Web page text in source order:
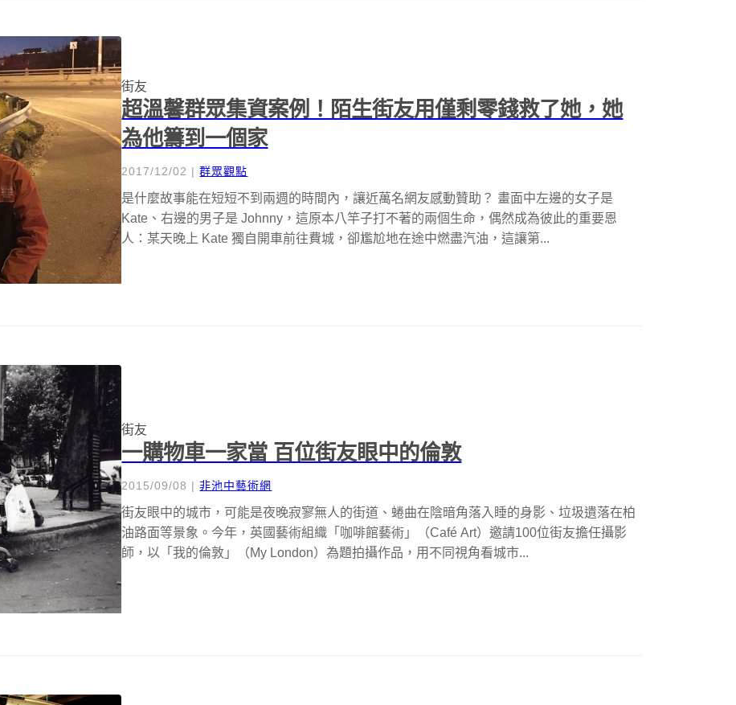
街友
超溫馨群眾集資案例！陌生街友用僅剩零錢救了她，她
為他籌到一個家
2017/12/02 |群眾觀點
是什麼故事能在短短不到兩週的時間內，讓近萬名網友感動贊助？ 畫面中左邊的女子是
Kate、右邊的男子是 Johnny，這原本八竿子打不著的兩個生命，偶然成為彼此的重要恩
人：某天晚上 Kate 獨自開車前往費城，卻尷尬地在途中燃盡汽油，這讓第...
街友
一購物車一家當 百位街友眼中的倫敦
2015/09/08 |非池中藝術網
街友眼中的城市，可能是夜晚寂寥無人的街道、蜷曲在陰暗角落入睡的身影、垃圾遺落在柏
油路面等景象。今年，英國藝術組織「咖啡館藝術」（Café Art）邀請100位街友擔任攝影
師，以「我的倫敦」（My London）為題拍攝作品，用不同視角看城市...